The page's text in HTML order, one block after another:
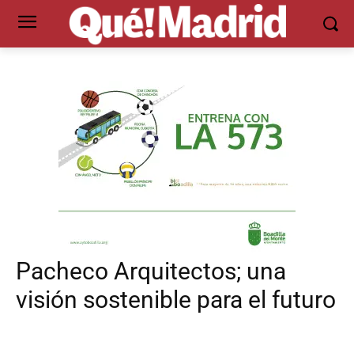
Pacheco Arquitectos; una
visión sostenible para el futuro